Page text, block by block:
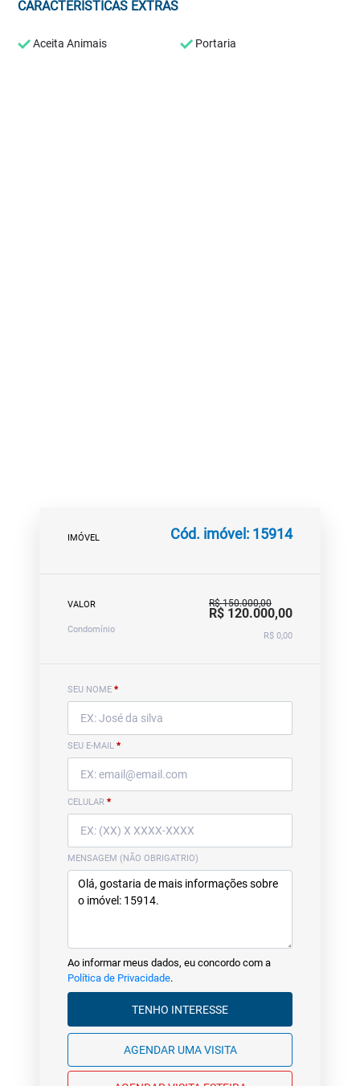
CARACTERÍSTICAS EXTRAS
Aceita Animais Portaria
IMÓVEL Cód. imóvel: 15914
VALOR R$ 150.000,00
R$ 120.000,00
Condomínio
R$ 0,00
SEU NOME *
SEU E-MAIL *
CELULAR *
MENSAGEM (NÃO OBRIGATRIO)
Ao informar meus dados, eu concordo com a
Política de Privacidade.
TENHO INTERESSE
AGENDAR UMA VISITA